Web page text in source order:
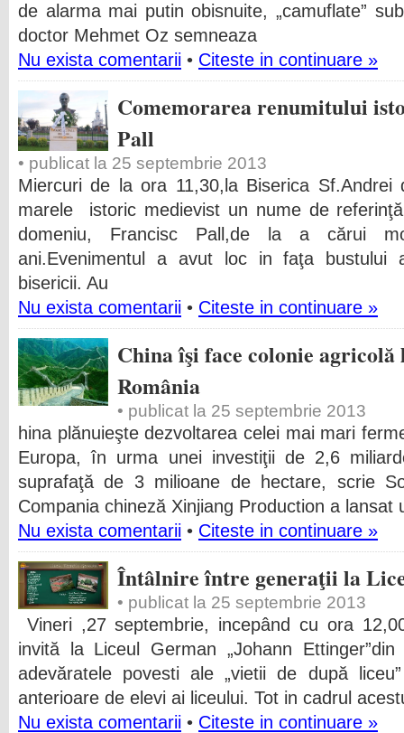
de alarma mai putin obisnuite, „camuflate”
doctor Mehmet Oz semneaza
Nu exista comentarii • Citeste in continuare »
Comemorarea renumitului
Pall
• publicat la 25 septembrie 2013
Miercuri de la ora 11,30,la Biserica
marele istoric medievist un nume de
domeniu, Francisc Pall,de la a cărui
ani.Evenimentul a avut loc in faţa bustului
bisericii. Au
Nu exista comentarii • Citeste in continuare »
China îşi face colonie
România
• publicat la 25 septembrie 2013
hina plănuieşte dezvoltarea celei mai mari
Europa, în urma unei investiţii de 2,6
suprafaţă de 3 milioane de hectare, scrie
Compania chineză Xinjiang Production a lansat
Nu exista comentarii • Citeste in continuare »
Întâlnire între generaţii la
• publicat la 25 septembrie 2013
Vineri ,27 septembrie, incepând cu ora
invită la Liceul German „Johann
adevăratele povesti ale „vietii de după
anterioare de elevi ai liceului. Tot in cadrul
Nu exista comentarii • Citeste in continuare »